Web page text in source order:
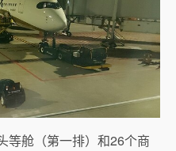
等舱（第一排）和26个商